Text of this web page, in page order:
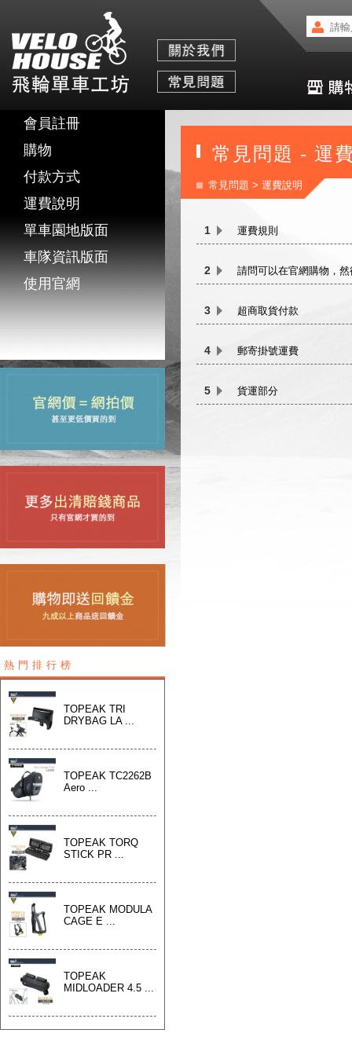
會員註冊
購物
付款方式
運費說明
單車園地版面
車隊資訊版面
使用官網
熱門排行榜
TOPEAK TRI
DRYBAG LA ...
TOPEAK TC2262B
Aero ...
TOPEAK TORQ
STICK PR ...
TOPEAK MODULA
CAGE E ...
TOPEAK
MIDLOADER 4.5 ...
常見問題 - 運
常見問題 > 運費說明
1 運費規則
2 請問可以在官網購物，
3 超商取貨付款
4 郵寄掛號運費
5 貨運部分